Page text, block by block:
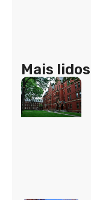
Mais lidos